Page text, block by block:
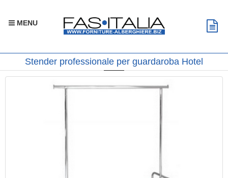
MENU
Stender professionale per guardaroba Hotel